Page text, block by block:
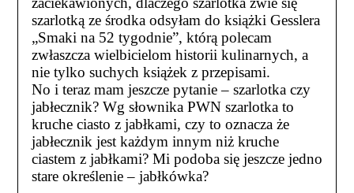
szarlotką ze środka odsyłam do książki Gesslera
„Smaki na 52 tygodnie”, którą polecam
zwłaszcza wielbicielom historii kulinarnych, a
nie tylko suchych książek z przepisami.
No i teraz mam jeszcze pytanie – szarlotka czy
jabłecznik? Wg słownika PWN szarlotka to
kruche ciasto z jabłkami, czy to oznacza że
jabłecznik jest każdym innym niż kruche
ciastem z jabłkami? Mi podoba się jeszcze jedno
stare określenie – jabłkówka?